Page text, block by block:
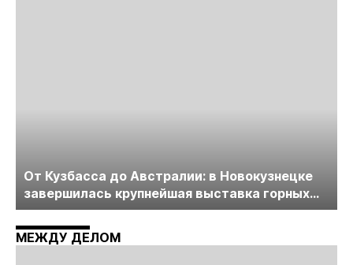
От Кузбасса до Австралии: в Новокузнецке
завершилась крупнейшая выставка горных
технологий «Недра России. Уголь России и
Майнинг»
МЕЖДУ ДЕЛОМ